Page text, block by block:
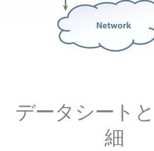
データシート
細